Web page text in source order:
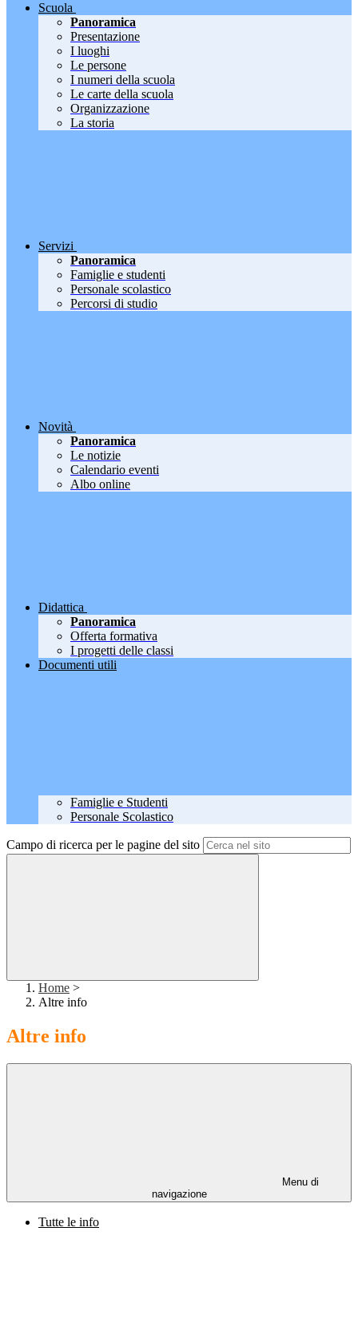
Scuola
Panoramica
Presentazione
I luoghi
Le persone
I numeri della scuola
Le carte della scuola
Organizzazione
La storia
Servizi
Panoramica
Famiglie e studenti
Personale scolastico
Percorsi di studio
Novità
Panoramica
Le notizie
Calendario eventi
Albo online
Didattica
Panoramica
Offerta formativa
I progetti delle classi
Documenti utili
Famiglie e Studenti
Personale Scolastico
Campo di ricerca per le pagine del sito
Home >
Altre info
Altre info
Menu di
navigazione
Tutte le info